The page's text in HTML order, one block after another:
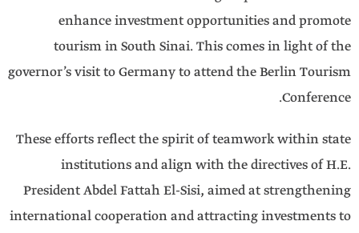
enhance investment opportunities and promote
tourism in South Sinai. This comes in light of the
governor’s visit to Germany to attend the Berlin Tourism
Conference.
These efforts reflect the spirit of teamwork within state
institutions and align with the directives of H.E.
President Abdel Fattah El-Sisi, aimed at strengthening
international cooperation and attracting investments to